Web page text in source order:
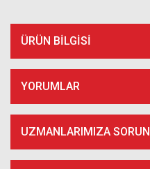
ÜRÜN BILGISI
YORUMLAR
UZMANLARIMIZA SORUN